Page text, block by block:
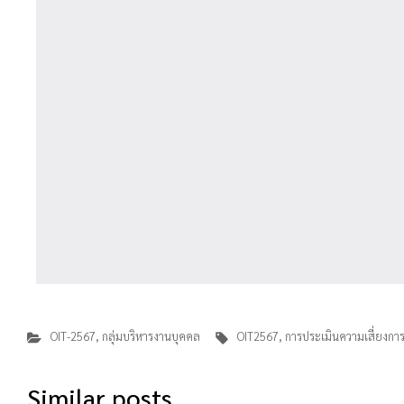
OIT-2567, กลุ่มบริหารงานบุคคล OIT2567,การประเมินความเสี่ยงก
Similar posts